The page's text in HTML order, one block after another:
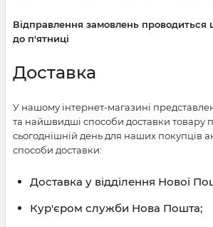
Відправлення замовлень проводиться
до п'ятниці
Доставка
У нашому інтернет-магазині
та найшвидші способи доставки товару
сьогоднішній день для наших покупців
способи доставки:
Доставка у відділення Нової
Кур'єром служби Нова Пошта;